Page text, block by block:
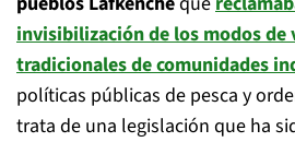
invisibilizaciónde los modos de
tradicionales de comunidades
políticas públicas de pesca y
trata de una legislación que ha